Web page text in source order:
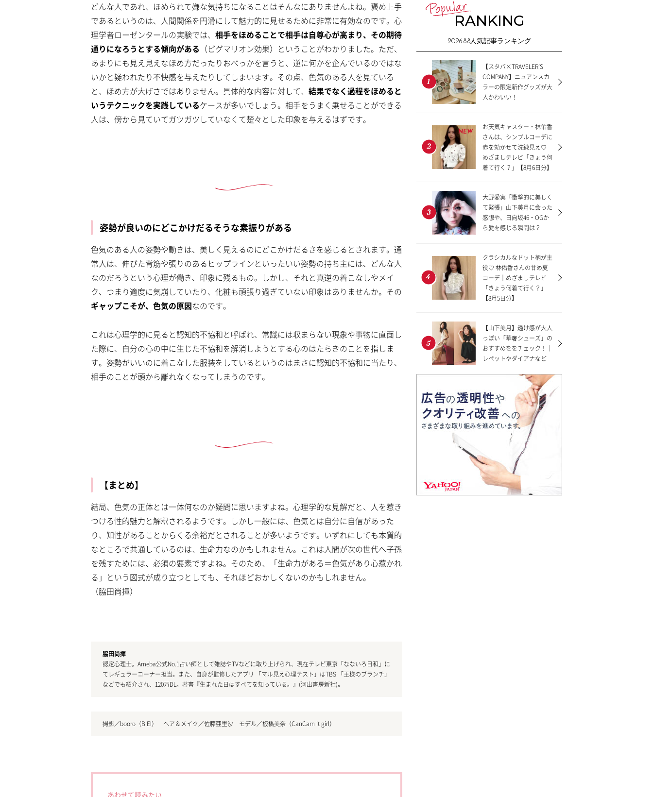
どんな人であれ、ほめられて嫌な気持ちになることはそんなにありませんよね。褒め上手
であるというのは、人間関係を円滑にして魅力的に見せるために非常に有効なのです。心
理学者ローゼンタールの実験では、 相手をほめることで相手は自尊心が高まり、その期待
通りになろうとする傾向がある （ピグマリオン効果）ということがわかりました。ただ、
あまりにも見え見えなほめ方だったりおべっかを言うと、逆に何かを企んでいるのではな
いかと疑われたり不快感を与えたりしてしまいます。その点、色気のある人を見ている
と、ほめ方が大げさではありません。具体的な内容に対して、 結果でなく過程をほめると
いうテクニックを実践しているケースが多いでしょう。相手をうまく乗せることができる
人は、傍から見ていてガツガツしていなくて楚々とした印象を与えるはずです。
姿勢が良いのにどこかけだるそうな素振りがある
色気のある人の姿勢や動きは、美しく見えるのにどこかけだるさを感じるとされます。通
常人は、伸びた背筋や張りのあるヒップラインといったいい姿勢の持ち主には、どんな人
なのだろうという心理が働き、印象に残るもの。しかし、それと真逆の着こなしやメイ
ク、つまり適度に気崩していたり、化粧も頑張り過ぎていない印象はありませんか。その
ギャップこそが、色気の原因なのです。
これは心理学的に見ると認知的不協和と呼ばれ、常識には収まらない現象や事物に直面し
た際に、自分の心の中に生じた不協和を解消しようとする心のはたらきのことを指しま
す。姿勢がいいのに着こなした服装をしているというのはまさに認知的不協和に当たり、
相手のことが頭から離れなくなってしまうのです。
【まとめ】
結局、色気の正体とは一体何なのか疑問に思いますよね。心理学的な見解だと、人を惹き
つける性的魅力と解釈されるようです。しかし一般には、色気とは自分に自信があった
り、知性があることからくる余裕だとされることが多いようです。いずれにしても本質的
なところで共通しているのは、生命力なのかもしれません。これは人間が次の世代へ子孫
を残すためには、必須の要素ですよね。そのため、「生命力がある＝色気があり心惹かれ
る」という図式が成り立つとしても、それほどおかしくないのかもしれません。
（脇田尚揮）
脇田尚揮
認定心理士。Ameba公式No.1占い師として雑誌やTVなどに取り上げられ、現在テレビ東京「なないろ日和」に
てレギュラーコーナー担当。また、自身が監修したアプリ 「マル見え心理テスト」はTBS 「王様のブランチ」
などでも紹介され、120万DL。著書『生まれた日はすべてを知っている。』(河出書房新社)。
撮影／booro（BIEI） ヘア＆メイク／佐藤亜里沙 モデル／板橋美奈（CanCam it girl）
あわせて読みたい
RANKING
2026.8.8人気記事ランキング
【スタバ×TRAVELER’S
COMPANY】ニュアンスカ
ラーの限定新作グッズが大
人かわいい！
NEW
お天気キャスター・林佑香
さんは、シンプルコーデに
赤を効かせて洗練見え♡
めざましテレビ「きょう何
着て行く？」【8月6日分】
大野愛実「衝撃的に美しく
て緊張」山下美月に会った
感想や、日向坂46・OGか
ら愛を感じる瞬間は？
クラシカルなドット柄が主
役♡ 林佑香さんの甘め夏
コーデ｜めざましテレビ
「きょう何着て行く？」
【8月5日分】
【山下美月】透け感が大人
っぽい「華奢シューズ」の
おすすめををチェック！｜
レペットやダイアナなど